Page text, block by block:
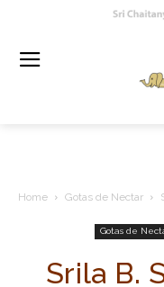
Home Gotas de Nectar
Gotas de
Srila B.